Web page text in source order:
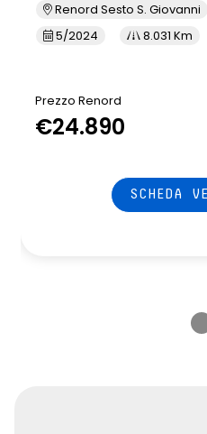
Renord Sesto S. Giovanni
5/2024
8.031 Km
Prezzo Renord
€24.890
SCHEDA